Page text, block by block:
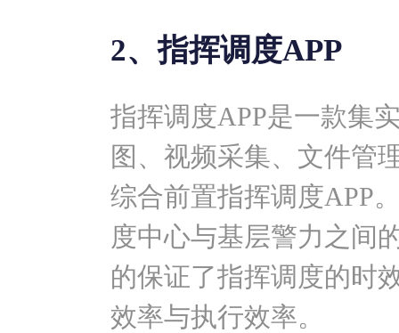
2、指挥调度APP
指挥调度APP是一款集
图、视频采集、文件管
综合前置指挥调度APP
度中心与基层警力之间
的保证了指挥调度的时
效率与执行效率。